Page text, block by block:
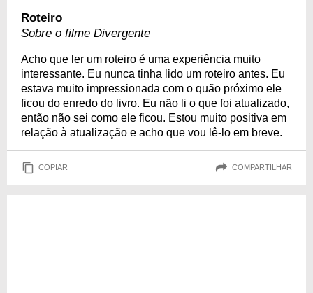
Roteiro
Sobre o filme Divergente
Acho que ler um roteiro é uma experiência muito
interessante. Eu nunca tinha lido um roteiro antes. Eu
estava muito impressionada com o quão próximo ele
ficou do enredo do livro. Eu não li o que foi atualizado,
então não sei como ele ficou. Estou muito positiva em
relação à atualização e acho que vou lê-lo em breve.
COPIAR COMPARTILHAR